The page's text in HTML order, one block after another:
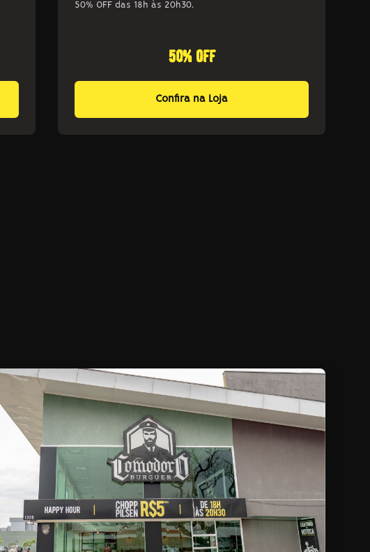
50% OFF das 18h às 20h30.
50% off
Confira na Loja